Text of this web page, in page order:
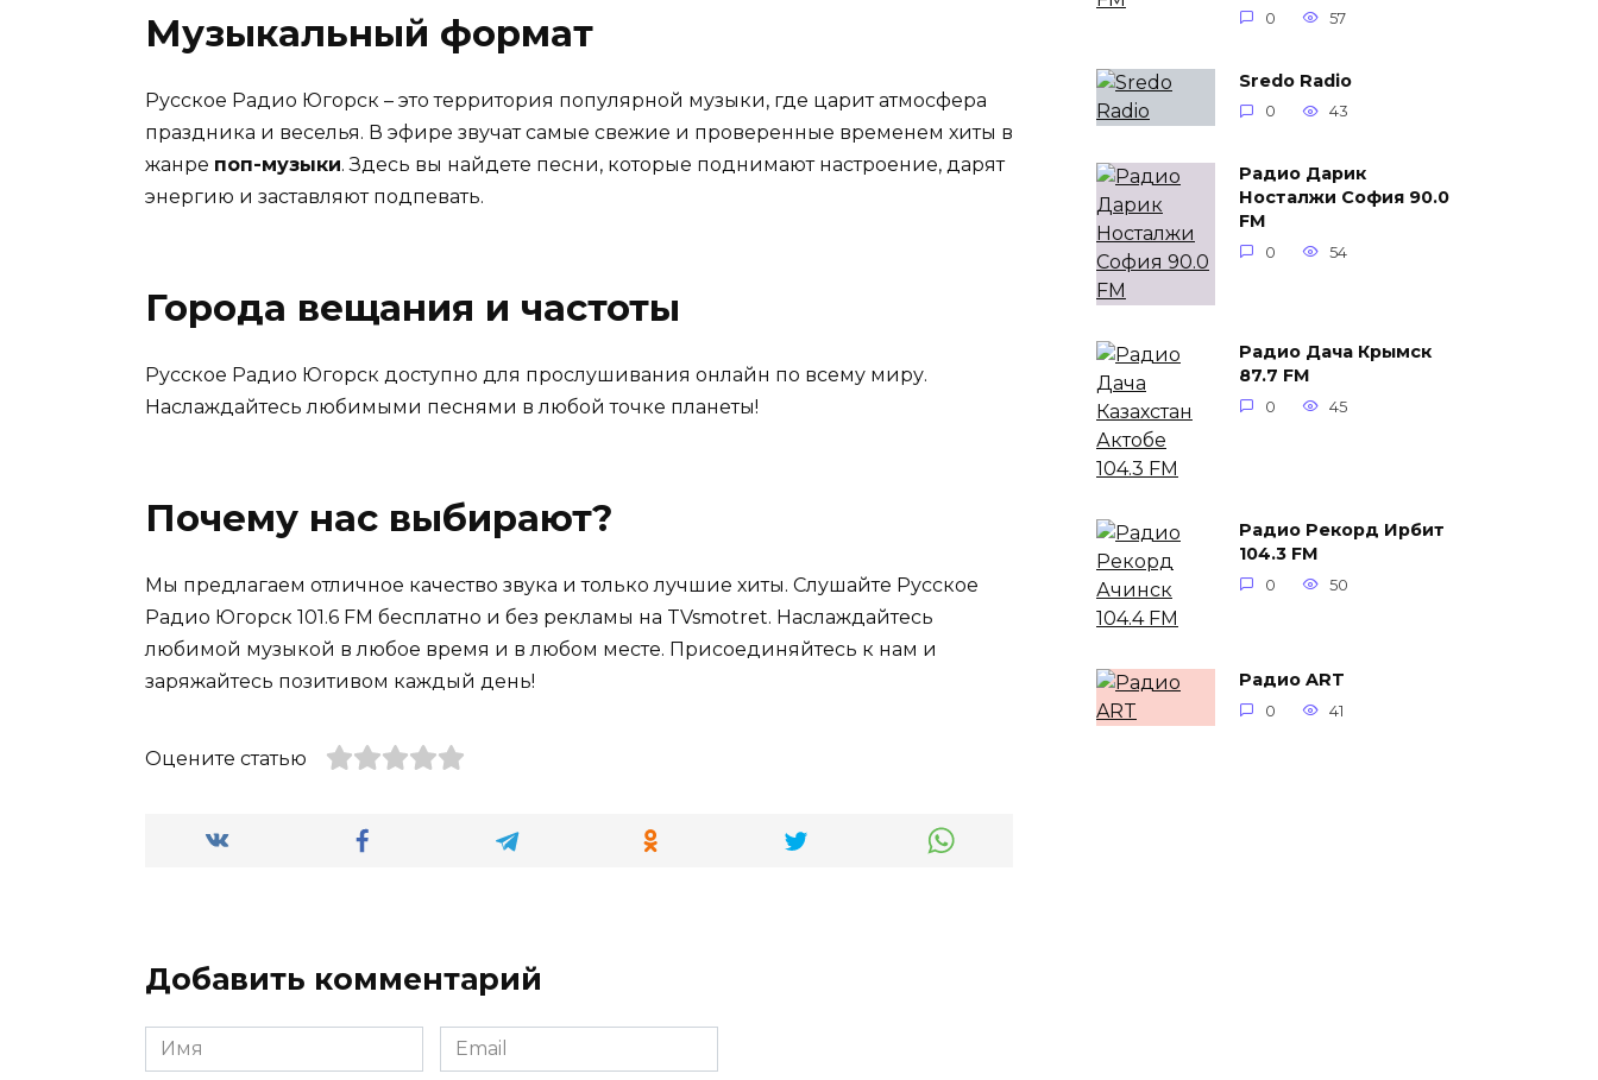
Музыкальный формат
Русское Радио Югорск – это территория популярной музыки, где царит атмосфера
праздника и веселья. В эфире звучат самые свежие и проверенные временем хиты в
жанре поп-музыки. Здесь вы найдете песни, которые поднимают настроение, дарят
энергию и заставляют подпевать.
Города вещания и частоты
Русское Радио Югорск доступно для прослушивания онлайн по всему миру.
Наслаждайтесь любимыми песнями в любой точке планеты!
Почему нас выбирают?
Мы предлагаем отличное качество звука и только лучшие хиты. Слушайте Русское
Радио Югорск 101.6 FM бесплатно и без рекламы на TVsmotret. Наслаждайтесь
любимой музыкой в любое время и в любом месте. Присоединяйтесь к нам и
заряжайтесь позитивом каждый день!
Оцените статью
Добавить комментарий
Имя
*
Email
*
0 57
Sredo Radio
0 43
Радио Дарик
Носталжи София 90.0
FM
0 54
Радио Дача Крымск
87.7 FM
0 45
Радио Рекорд Ирбит
104.3 FM
0 50
Радио ART
0 41